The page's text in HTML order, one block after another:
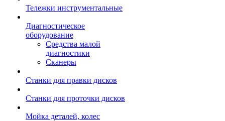
Тележки инструментальные
Диагностическое
оборудование
Средства малой
диагностики
Сканеры
Станки для правки дисков
Станки для проточки дисков
Мойка деталей, колес